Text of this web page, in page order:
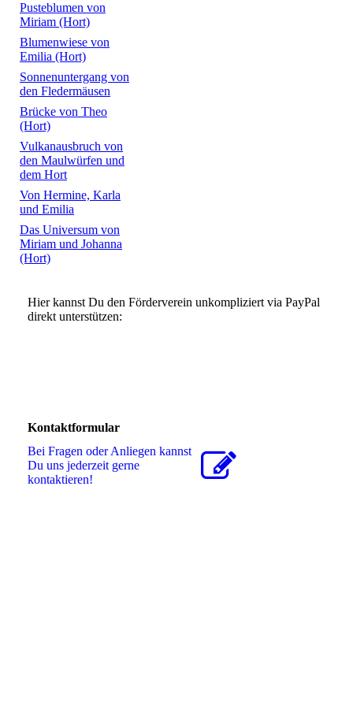
Pusteblumen von
Miriam (Hort)
Blumenwiese von
Emilia (Hort)
Sonnenuntergang von
den Fledermäusen
Brücke von Theo
(Hort)
Vulkanausbruch von
den Maulwürfen und
dem Hort
Von Hermine, Karla
und Emilia
Das Universum von
Miriam und Johanna
(Hort)
Hier kannst Du den Förderverein unkompliziert via PayPal
direkt unterstützen:
Kontaktformular
Bei Fragen oder Anliegen kannst
Du uns jederzeit gerne
kontaktieren!